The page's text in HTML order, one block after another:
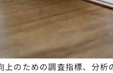
上のための調査指標、分